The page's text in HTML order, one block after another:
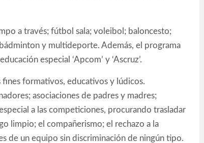
a través; fútbol sala; voleibol; baloncesto;
y multideporte. Además, el programa
especial ‘Apcom’ y ‘Ascruz’.
formativos, educativos y lúdicos.
asociaciones de padres y madres;
a las competiciones, procurando trasladar
limpio; el compañerismo; el rechazo a la
de un equipo sin discriminación de ningún tipo.